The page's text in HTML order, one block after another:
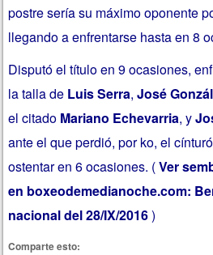
postre sería su máximo oponente
llegando a enfrentarse hasta en 8
Disputó el título en 9 ocasiones,
la talla de Luis Serra,José
el citado Mariano Echevarria, y
ante el que perdió, por ko, el
ostentar en 6 ocasiones. (Ver
en boxeodemedianoche.com:
nacional del 28/IX/2016)
Comparte esto: